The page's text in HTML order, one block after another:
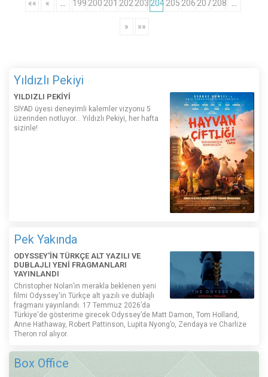
«« « … 199 200 201 202203204205 206 207208 …
» »»
Yıldızlı Pekiyi
YILDIZLI PEKİYİ
SİYAD üyesi deneyimli kalemler vizyonu 5
üzerinden notluyor... Yıldızlı Pekiyi, her hafta
sizinle!
Pek Yakında
ODYSSEY'İN TÜRKÇE ALT YAZILI VE
DUBLAJLI YENİ FRAGMANLARI
YAYINLANDI
Christopher Nolan’ın merakla beklenen yeni
filmi Odyssey'in Türkçe alt yazılı ve dublajlı
fragmanı yayınlandı. 17 Temmuz 2026’da
Türkiye'de gösterime girecek Odyssey’de Matt Damon, Tom Holland,
Anne Hathaway, Robert Pattinson, Lupita Nyong’o, Zendaya ve Charlize
Theron rol alıyor.
Box Office